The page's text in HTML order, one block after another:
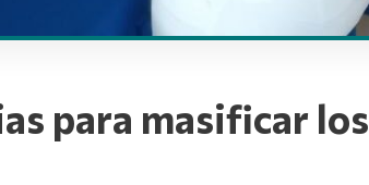
para masificar los